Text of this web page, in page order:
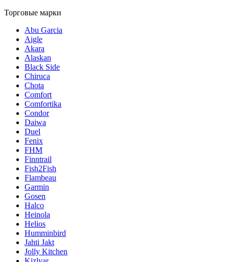
Торговые марки
Abu Garcia
Aigle
Akara
Alaskan
Black Side
Chiruca
Chota
Comfort
Comfortika
Condor
Daiwa
Duel
Fenix
FHM
Finntrail
Fish2Fish
Flambeau
Garmin
Gosen
Halco
Heinola
Helios
Humminbird
Jahti Jakt
Jolly Kitchen